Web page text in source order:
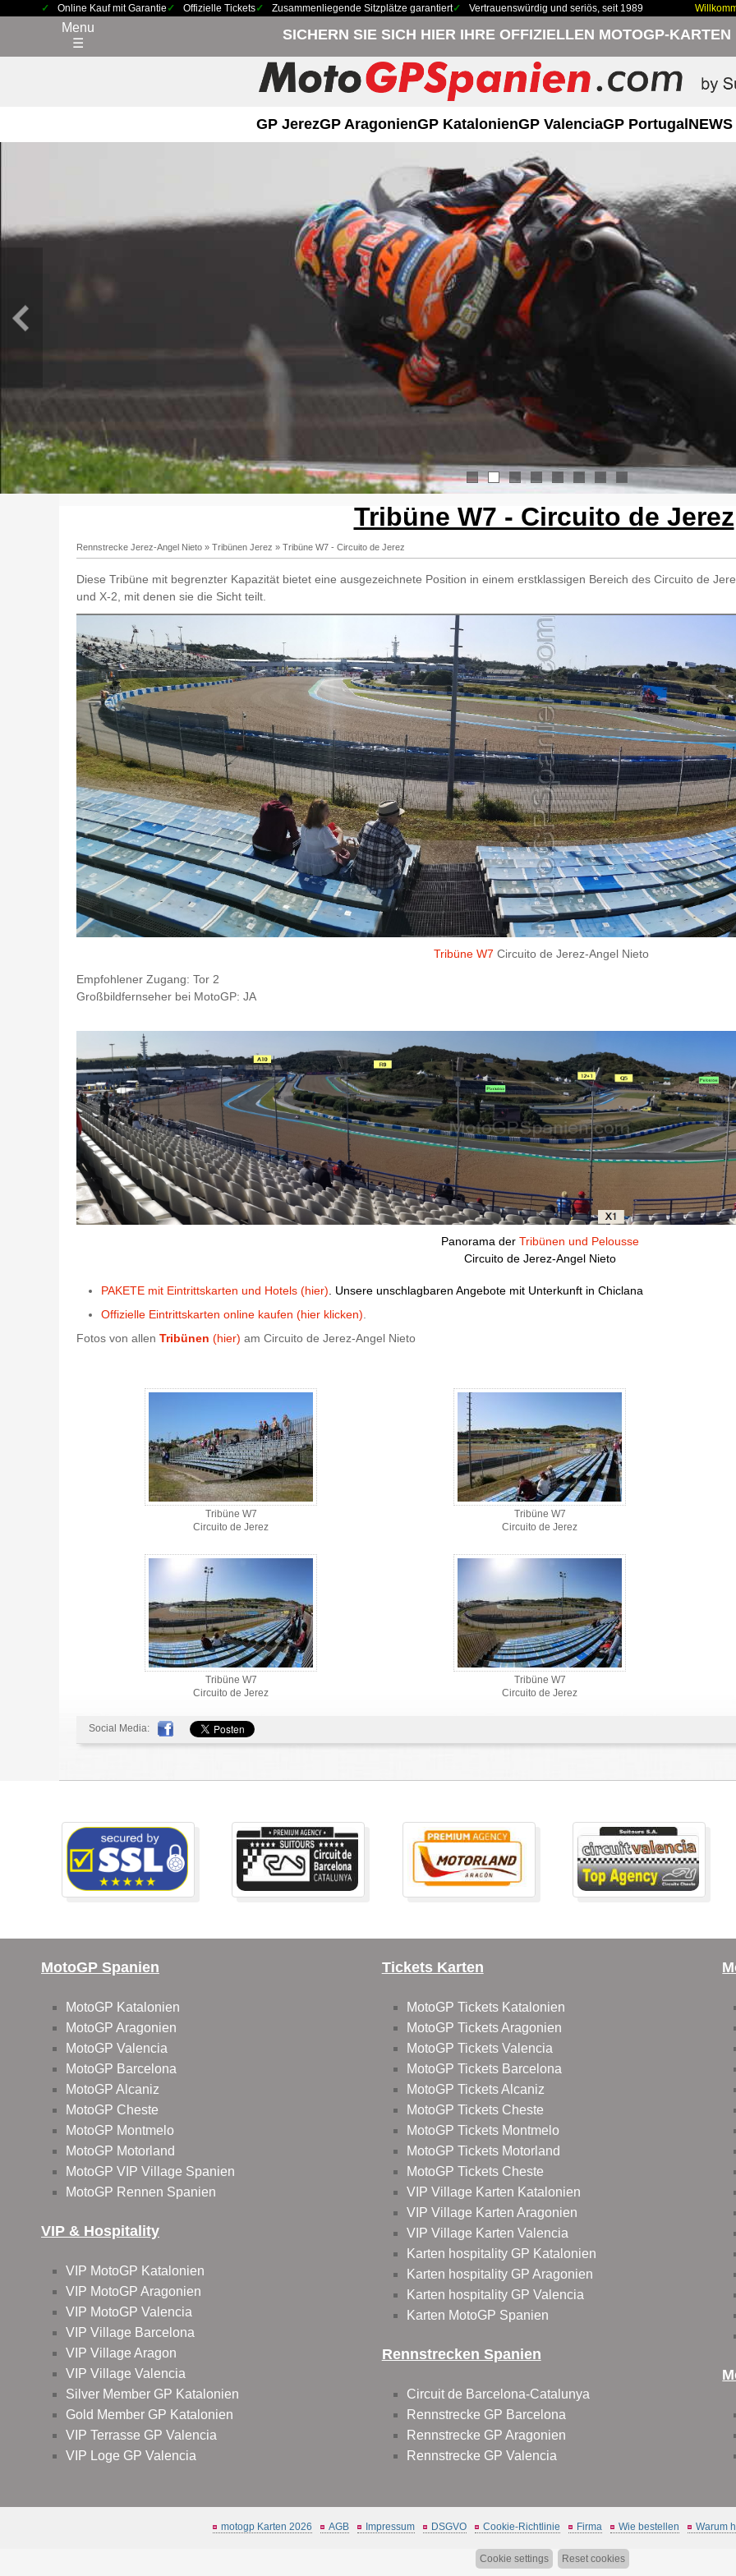
Online Kauf mit Garantie Offizielle Tickets Zusammenliegende Sitzplätze garantiert Vertrauenswürdig und seriös, seit 1989
Menu
☰
SICHERN SIE SICH HIER IHRE OFFIZIELLEN MOTOGP-KARTEN
GP JerezGP AragonienGP KatalonienGP ValenciaGP Portugal
1 3 4
Tribüne W7 - Circuito de Jerez
Rennstrecke Jerez-Angel Nieto » Tribünen Jerez » Tribüne W7 - Circuito de Jerez
Diese Tribüne mit begrenzter Kapazität bietet eine ausgezeichnete Position in einem erstklassigen Bereich des Circuito de
und X-2, mit denen sie die Sicht teilt.
Tribüne W7 Circuito de Jerez-Angel Nieto
Empfohlener Zugang: Tor 2
Großbildfernseher bei MotoGP: JA
Panorama der Tribünen und Pelousse
Circuito de Jerez-Angel Nieto
PAKETE mit Eintrittskarten und Hotels (hier). Unsere unschlagbaren Angebote mit Unterkunft in Chiclana
Offizielle Eintrittskarten online kaufen (hier klicken).
Fotos von allen Tribünen (hier) am Circuito de Jerez-Angel Nieto
Tribüne W7
Circuito de Jerez
Tribüne W7
Circuito de Jerez
Tribüne W7
Circuito de Jerez
Tribüne W7
Circuito de Jerez
Social Media:
MotoGP Spanien
MotoGP Katalonien
MotoGP Aragonien
MotoGP Valencia
MotoGP Barcelona
MotoGP Alcaniz
MotoGP Cheste
MotoGP Montmelo
MotoGP Motorland
MotoGP VIP Village Spanien
MotoGP Rennen Spanien
VIP & Hospitality
VIP MotoGP Katalonien
VIP MotoGP Aragonien
VIP MotoGP Valencia
VIP Village Barcelona
VIP Village Aragon
VIP Village Valencia
Silver Member GP Katalonien
Gold Member GP Katalonien
VIP Terrasse GP Valencia
VIP Loge GP Valencia
Tickets Karten
MotoGP Tickets Katalonien
MotoGP Tickets Aragonien
MotoGP Tickets Valencia
MotoGP Tickets Barcelona
MotoGP Tickets Alcaniz
MotoGP Tickets Cheste
MotoGP Tickets Montmelo
MotoGP Tickets Motorland
MotoGP Tickets Cheste
VIP Village Karten Katalonien
VIP Village Karten Aragonien
VIP Village Karten Valencia
Karten hospitality GP Katalonien
Karten hospitality GP Aragonien
Karten hospitality GP Valencia
Karten MotoGP Spanien
Rennstrecken Spanien
Circuit de Barcelona-Catalunya
Rennstrecke GP Barcelona
Rennstrecke GP Aragonien
Rennstrecke GP Valencia
motogp Karten 2026 AGB Impressum DSGVO Cookie-Richtlinie Firma Wie bestellen Warum
Cookie settings Reset cookies